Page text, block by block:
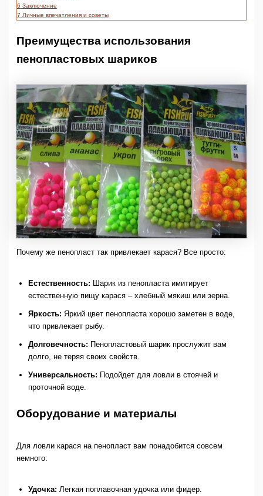
6 Заключение
7 Личные впечатления и советы
Преимущества использования
пенопластовых шариков
Почему же пенопласт так привлекает карася? Все просто:
Естественность: Шарик из пенопласта имитирует
естественную пищу карася – хлебный мякиш или зерна.
Яркость: Яркий цвет пенопласта хорошо заметен в воде,
что привлекает рыбу.
Долговечность: Пенопластовый шарик прослужит вам
долго, не теряя своих свойств.
Универсальность: Подойдет для ловли в стоячей и
проточной воде.
Оборудование и материалы
Для ловли карася на пенопласт вам понадобится совсем
немного:
Удочка: Легкая поплавочная удочка или фидер.